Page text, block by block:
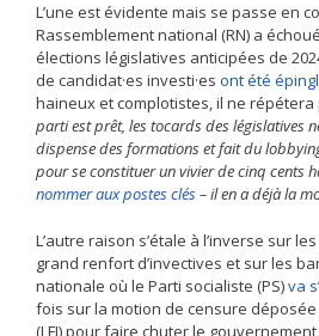
L’une est évidente mais se passe en
Rassemblement national (RN) a
élections législatives anticipées de
de candidat·es investi·es ont été
haineux et complotistes, il ne
parti est prêt, lestocards des législatives
dispense des formations et fait du
pour se constituer un vivier de cinq cents
nommer aux postes clés– il en a déjà la
L’autre raison s’étale à l’inverse sur
grand renfort d’invectives et sur les
nationale où le Parti socialiste (PS)va
fois sur la motion de censure
(LFI) pour faire chuter le